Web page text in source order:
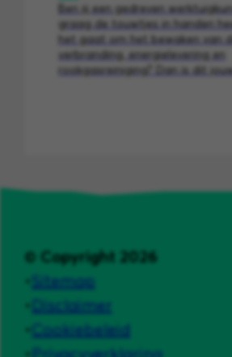
Ben jij een gedreven
graag de touwtjes in handen
het gaat om het bewaken van
verbranding, energielevering en
rookgasreiniging? Dan is dit
© Copyright 2026
Sitemap
Disclaimer
Cookiebeleid